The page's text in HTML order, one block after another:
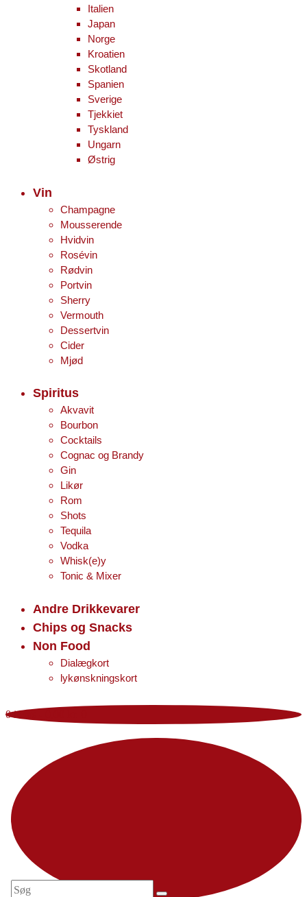
Italien
Japan
Norge
Kroatien
Skotland
Spanien
Sverige
Tjekkiet
Tyskland
Ungarn
Østrig
Vin
Champagne
Mousserende
Hvidvin
Rosévin
Rødvin
Portvin
Sherry
Vermouth
Dessertvin
Cider
Mjød
Spiritus
Akvavit
Bourbon
Cocktails
Cognac og Brandy
Gin
Likør
Rom
Shots
Tequila
Vodka
Whisk(e)y
Tonic & Mixer
Andre Drikkevarer
Chips og Snacks
Non Food
Dialægkort
lykønskningskort
0 items